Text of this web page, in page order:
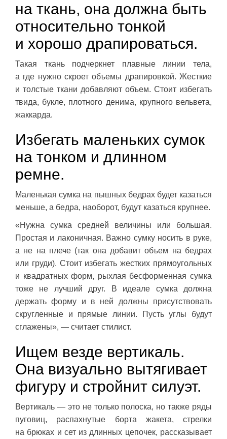
на ткань, она должна быть
относительно тонкой
и хорошо драпироваться.
Такая ткань подчеркнет плавные линии тела,
а где нужно скроет объемы драпировкой. Жесткие
и толстые ткани добавляют объем. Стоит избегать
твида, букле, плотного денима, крупного вельвета,
жаккарда.
Избегать маленьких сумок
на тонком и длинном
ремне.
Маленькая сумка на пышных бедрах будет казаться
меньше, а бедра, наоборот, будут казаться крупнее.
«Нужна сумка средней величины или большая.
Простая и лаконичная. Важно сумку носить в руке,
а не на плече (так она добавит объем на бедрах
или груди). Стоит избегать жестких прямоугольных
и квадратных форм, рыхлая бесформенная сумка
тоже не лучший друг. В идеале сумка должна
держать форму и в ней должны присутствовать
скругленные и прямые линии. Пусть углы будут
сглажены», — считает стилист.
Ищем везде вертикаль.
Она визуально вытягивает
фигуру и стройнит силуэт.
Вертикаль — это не только полоска, но также ряды
пуговиц, распахнутые борта жакета, стрелки
на брюках и сет из длинных цепочек, рассказывает